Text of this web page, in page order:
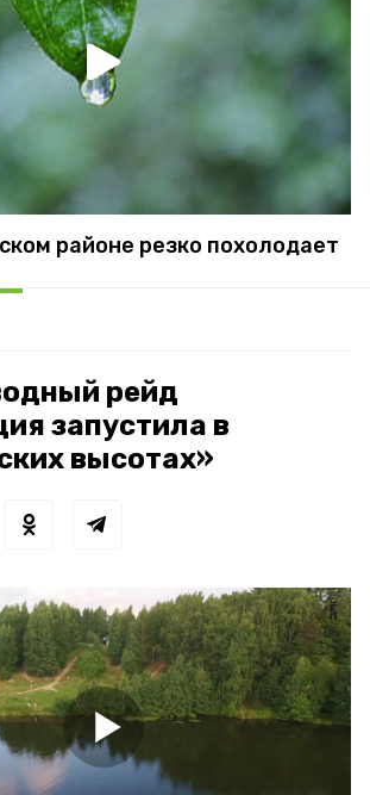
районе резко похолодает
рейд
запустила в
высотах»